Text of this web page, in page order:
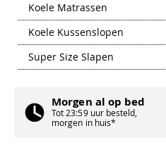
Koele Matrassen
Koele Kussenslopen
Super Size Slapen
Morgen al op bed
Tot 23:59 uur besteld,
morgen in huis*